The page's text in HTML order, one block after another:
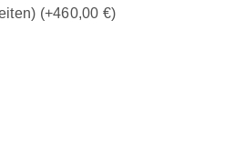
(+460,00 €)